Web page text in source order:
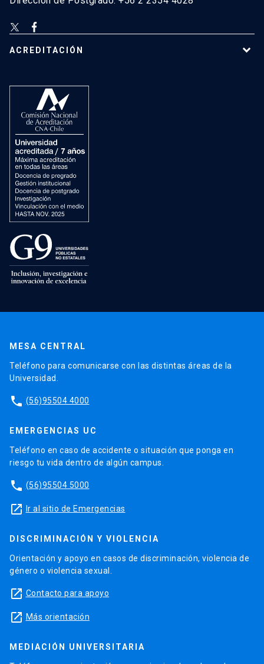
ACREDITACIÓN
MESA CENTRAL
Teléfono para comunicarse con las distintas áreas de la
Universidad.
phone (56)95504 4000
EMERGENCIAS UC
Teléfono en caso de accidente o situación que ponga en
riesgo tu vida dentro de algún campus.
phone (56)95504 5000
launch Ir al sitio de Emergencias
DISCRIMINACIÓN Y VIOLENCIA
Orientación y apoyo en casos de discriminación, violencia de
género o violencia sexual.
launch Contacto para apoyo
launch Más orientación
MEDIACIÓN UNIVERSITARIA